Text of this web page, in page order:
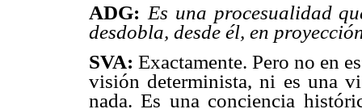
ADG: Es una procesualidad
desdobla, desde él, en
SVA: Exactamente. Pero no en
visión determinista, ni es una
nada. Es una conciencia